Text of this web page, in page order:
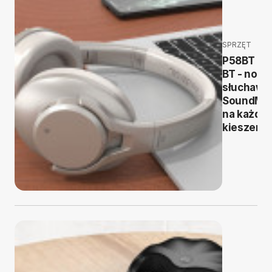
SPRZĘT
P58BT i
BT - nowe
słuchawki
na każdą
kieszeń